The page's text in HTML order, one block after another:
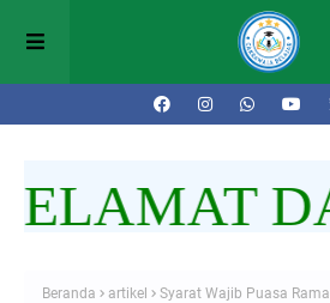
Beranda artikel Syarat Wajib Puasa